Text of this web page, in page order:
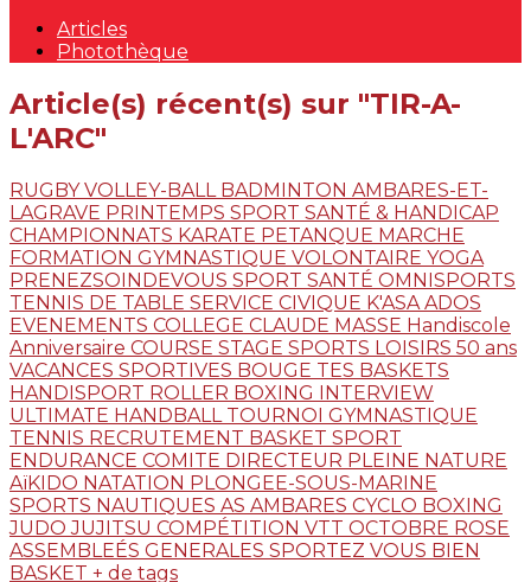
Articles
Photothèque
Article(s) récent(s) sur "TIR-A-
L'ARC"
RUGBYVOLLEY-BALL BADMINTON AMBARES-ET-
LAGRAVE PRINTEMPS SPORT SANTÉ & HANDICAP
CHAMPIONNATS KARATE PETANQUE MARCHE
FORMATION GYMNASTIQUE VOLONTAIRE YOGA
PRENEZSOINDEVOUS SPORT SANTÉ OMNISPORTS
TENNIS DE TABLE SERVICE CIVIQUE K'ASA ADOS
EVENEMENTS COLLEGE CLAUDE MASSE Handiscole
Anniversaire COURSE STAGE SPORTS LOISIRS 50 ans
VACANCES SPORTIVES BOUGE TES BASKETS
HANDISPORT ROLLER BOXING INTERVIEW
ULTIMATE HANDBALL TOURNOI GYMNASTIQUE
TENNIS RECRUTEMENT BASKET SPORT
ENDURANCE COMITE DIRECTEUR PLEINE NATURE
AïKIDO NATATION PLONGEE-SOUS-MARINE
SPORTS NAUTIQUES AS AMBARES CYCLO BOXING
JUDO JUJITSU COMPÉTITION VTT OCTOBRE ROSE
ASSEMBLEÉS GENERALES SPORTEZ VOUS BIEN
BASKET + de tags